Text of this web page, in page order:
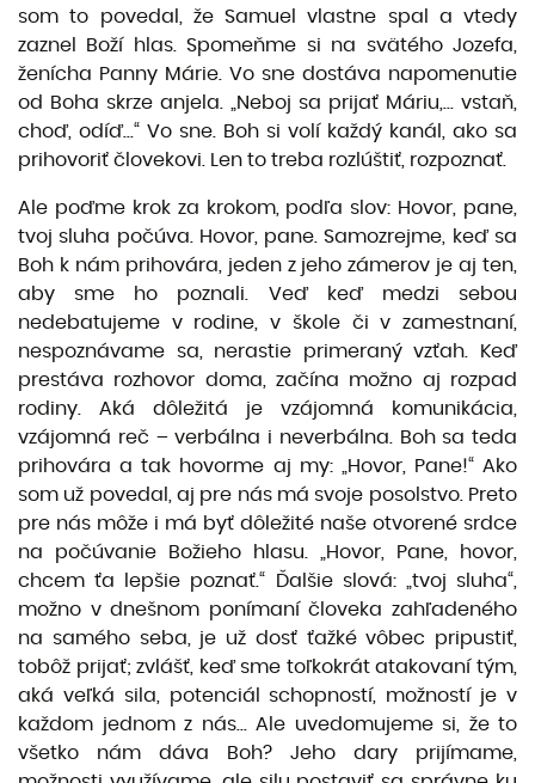
som to povedal, že Samuel vlastne spal a vtedy
zaznel Boží hlas. Spomeňme si na svätého Jozefa,
ženícha Panny Márie. Vo sne dostáva napomenutie
od Boha skrze anjela. „Neboj sa prijať Máriu,... vstaň,
choď, odíď...“ Vo sne. Boh si volí každý kanál, ako sa
prihovoriť človekovi. Len to treba rozlúštiť, rozpoznať.
Ale poďme krok za krokom, podľa slov: Hovor, pane,
tvoj sluha počúva. Hovor, pane. Samozrejme, keď sa
Boh k nám prihovára, jeden z jeho zámerov je aj ten,
aby sme ho poznali. Veď keď medzi sebou
nedebatujeme v rodine, v škole či v zamestnaní,
nespoznávame sa, nerastie primeraný vzťah. Keď
prestáva rozhovor doma, začína možno aj rozpad
rodiny. Aká dôležitá je vzájomná komunikácia,
vzájomná reč – verbálna i neverbálna. Boh sa teda
prihovára a tak hovorme aj my: „Hovor, Pane!“ Ako
som už povedal, aj pre nás má svoje posolstvo. Preto
pre nás môže i má byť dôležité naše otvorené srdce
na počúvanie Božieho hlasu. „Hovor, Pane, hovor,
chcem ťa lepšie poznať.“ Ďalšie slová: „tvoj sluha“,
možno v dnešnom ponímaní človeka zahľadeného
na samého seba, je už dosť ťažké vôbec pripustiť,
tobôž prijať; zvlášť, keď sme toľkokrát atakovaní tým,
aká veľká sila, potenciál schopností, možností je v
každom jednom z nás... Ale uvedomujeme si, že to
všetko nám dáva Boh? Jeho dary prijímame,